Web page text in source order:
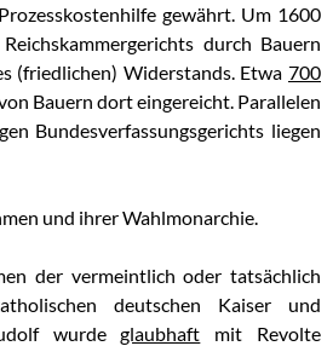
gewährt. Um 1600
durch Bauern
(friedlichen) Widerstands. Etwa 700
Bauern dort eingereicht. Parallelen
Bundesverfassungsgerichts liegen
und ihrer Wahlmonarchie.
der vermeintlich oder tatsächlich
deutschen Kaiser und
wurdeglaubhaft mit Revolte